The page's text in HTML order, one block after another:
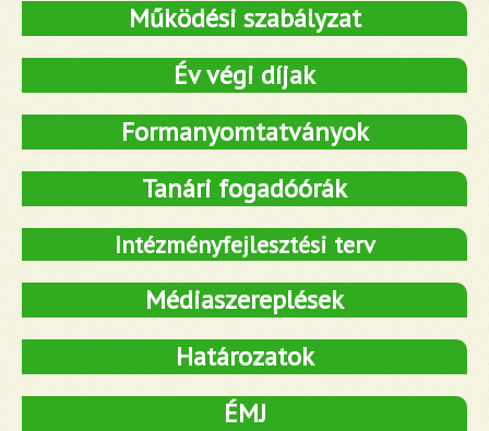
Működési szabályzat
Év végi díjak
Formanyomtatványok
Tanári fogadóórák
Intézményfejlesztési terv
Médiaszereplések
Határozatok
ÉMJ